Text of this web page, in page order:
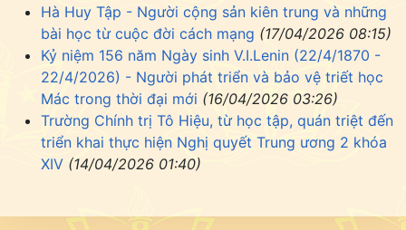
Hà Huy Tập - Người cộng sản kiên trung và những
bài học từ cuộc đời cách mạng (17/04/2026 08:15)
Kỷ niệm 156 năm Ngày sinh V.I.Lenin (22/4/1870 -
22/4/2026) - Người phát triển và bảo vệ triết học
Mác trong thời đại mới (16/04/2026 03:26)
Trường Chính trị Tô Hiệu, từ học tập, quán triệt đến
triển khai thực hiện Nghị quyết Trung ương 2 khóa
XIV (14/04/2026 01:40)